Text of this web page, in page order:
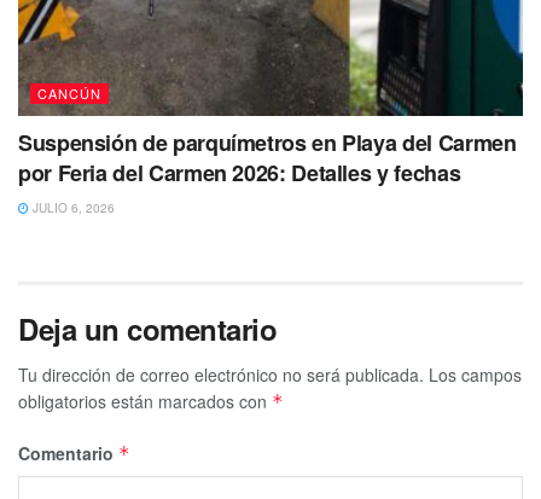
CANCÚN
Suspensión de parquímetros en Playa del Carmen
por Feria del Carmen 2026: Detalles y fechas
JULIO 6, 2026
Deja un comentario
Tu dirección de correo electrónico no será publicada. Los campos
obligatorios están marcados con *
Comentario *